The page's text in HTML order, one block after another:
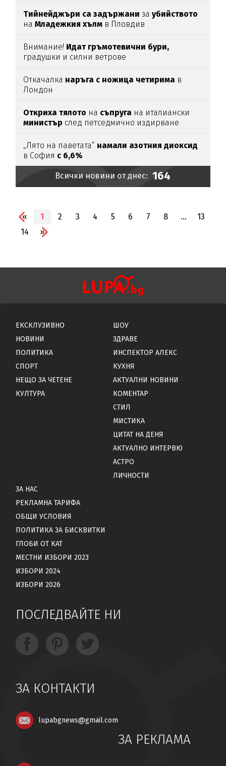
Тийнейджъри са задържани за убийството
наМладежкия хълм в Пловдив
Внимание! Идат гръмотевични бури,
градушки и силни ветрове
Откачалка наръга с ножица четирима в
Лондон
Откриха тялото на съпруга на италиански
министър след петседмично издирване
„Лято на паветата“ намали азотния диоксид
в София с 6,6%
Всички новини от днес: 164
« 1 2 3 4 5 6 7 8 ...
13
14
»
ЕКСКЛУЗИВНО
НОВИНИ
ПОЛИТИКА
СПОРТ
НЕЩО ЗА ЧЕТЕНЕ
КУЛТУРА
ШОУ
ЗДРАВЕ
ИНСПЕКТОР АЛЕКС
КУХНЯ
АКТУАЛНИ НОВИНИ
КОМЕНТАР
СТИЛ
МИСТИКА
ЦИТАТ НА ДЕНЯ
АКТУАЛНО ИНТЕРВЮ
АСТРО
ЛИЧНОСТИ
ЗА НАС
РЕКЛАМНА ТАРИФА
ОБЩИ УСЛОВИЯ
ПОЛИТИКА ЗА БИСКВИТКИ
ГЛОБИ ОТ КАТ
МЕСТНИ ИЗБОРИ 2023
ИЗБОРИ 2024
ИЗБОРИ 2026
ПОСЛЕДВАЙТЕ НИ
ЗА КОНТАКТИ
lupabgnews@gmail.com
ЗА РЕКЛАМА